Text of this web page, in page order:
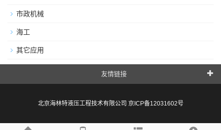
市政机械
海工
其它应用
友情链接
北京海林特液压工程技术有限公司 京ICP备12031602号